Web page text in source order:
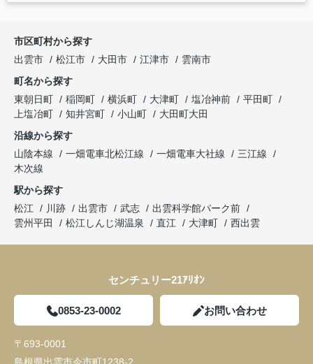
市区町村から探す
出雲市
松江市 大田市 江津市
雲南市
町名から探す
東朝日町
稲岡町 横浜町 大津町 塩冶神前
平田町
上塩冶町
知井宮町 小山町
大田町大田
沿線から探す
山陰本線
一畑電車北松江線 一畑電車大社線
三江線
木次線
駅から探す
松江
川跡 出雲市 武志
出雲科学館パーク前
雲州平田
松江しんじ湖温泉 直江 大津町 西出雲
センチュリー21ｱﾘｵﾝ
0853-23-0002 お問い合わせ
〒693-0001